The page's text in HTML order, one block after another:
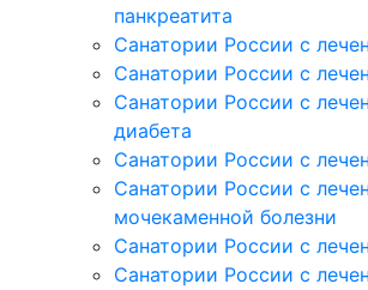
панкреатита
Санатории России с
Санатории России с
Санатории России с
диабета
Санатории России с
Санатории России с
мочекаменной болезни
Санатории России с
Санатории России с